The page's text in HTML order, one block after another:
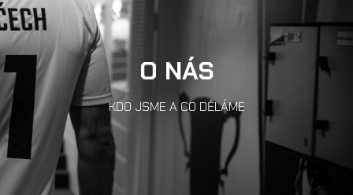
O NÁS
KDO JSME A CO DĚLÁME